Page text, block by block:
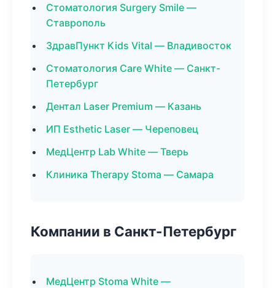
Стоматология Surgery Smile —
Ставрополь
ЗдравПункт Kids Vital — Владивосток
Стоматология Care White — Санкт-
Петербург
Дентал Laser Premium — Казань
ИП Esthetic Laser — Череповец
МедЦентр Lab White — Тверь
Клиника Therapy Stoma — Самара
Компании в Санкт-Петербург
МедЦентр Stoma White —